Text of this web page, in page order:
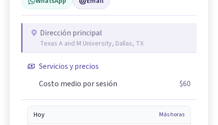
Dirección principal
Texas A and M University, Dallas, TX
Servicios y precios
Costo medio por sesión
$60
Hoy Más horas